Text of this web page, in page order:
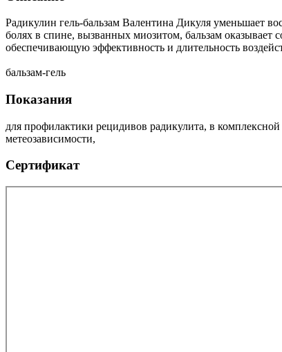
Радикулин гель-бальзам Валентина Дикуля уменьшает
болях в спине, вызванных миозитом, бальзам
обеспечивающую эффективность и длительность
бальзам-гель
Показания
для профилактики рецидивов радикулита, в
метеозависимости,
Сертификат